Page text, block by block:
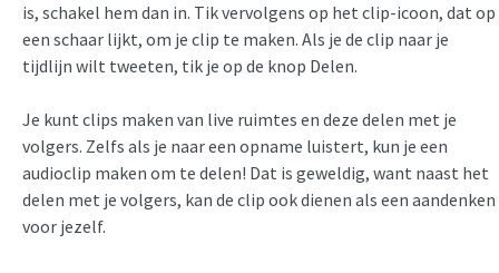
is, schakel hem dan in. Tik vervolgens op het clip-icoon, dat op
een schaar lijkt, om je clip te maken. Als je de clip naar je
tijdlijn wilt tweeten, tik je op de knop Delen.
Je kunt clips maken van live ruimtes en deze delen met je
volgers. Zelfs als je naar een opname luistert, kun je een
audioclip maken om te delen! Dat is geweldig, want naast het
delen met je volgers, kan de clip ook dienen als een aandenken
voor jezelf.